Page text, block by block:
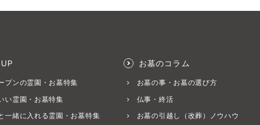
プンの霊園・お墓特集
い霊園・お墓特集
一緒に入れる霊園・お墓特集
お墓のコラム
お墓の事・お墓の選び方
仏事・終活
お墓の引越し（改葬）ノウハウ